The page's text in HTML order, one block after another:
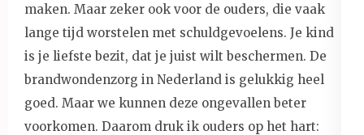
maken. Maar zeker ook voor de ouders, die vaak
lange tijd worstelen met schuldgevoelens. Je kind
is je liefste bezit, dat je juist wilt beschermen. De
brandwondenzorg in Nederland is gelukkig heel
goed. Maar we kunnen deze ongevallen beter
voorkomen. Daarom druk ik ouders op het hart: